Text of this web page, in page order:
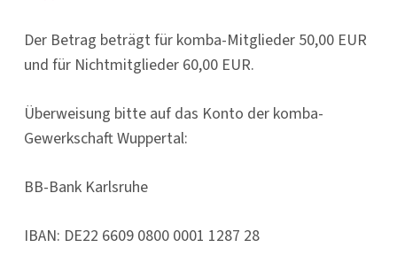
Der Betrag beträgt für komba-Mitglieder 50,00 EUR
und für Nichtmitglieder 60,00 EUR.
Überweisung bitte auf das Konto der komba-
Gewerkschaft Wuppertal:
BB-Bank Karlsruhe
IBAN: DE22 6609 0800 0001 1287 28